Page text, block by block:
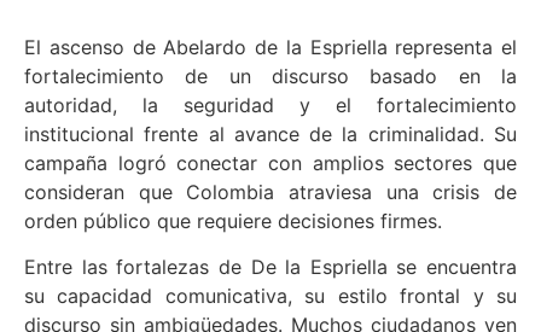
El ascenso de Abelardo de la Espriella representa el
fortalecimiento de un discurso basado en la
autoridad, la seguridad y el fortalecimiento
institucional frente al avance de la criminalidad. Su
campaña logró conectar con amplios sectores que
consideran que Colombia atraviesa una crisis de
orden público que requiere decisiones firmes.
Entre las fortalezas de De la Espriella se encuentra
su capacidad comunicativa, su estilo frontal y su
discurso sin ambigüedades. Muchos ciudadanos ven